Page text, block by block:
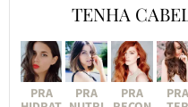
TENHA
PRA
PRA
PRA
PRA